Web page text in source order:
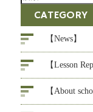
CATEGORY
【News】
【Lesson
【About